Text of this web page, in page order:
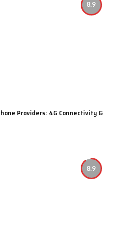
8.9
Providers: 4G Connectivity &
8.9